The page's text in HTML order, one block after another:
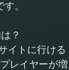
。
？
イトに行け
レイヤーが